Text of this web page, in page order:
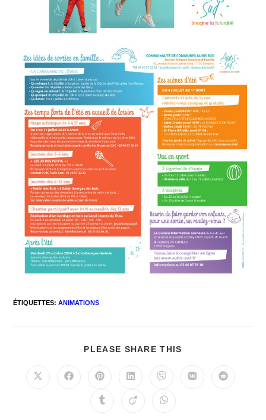
ÉTIQUETTES:ANIMATIONS
PLEASE SHARE THIS